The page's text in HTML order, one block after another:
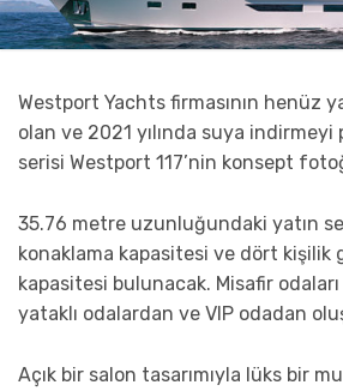
Westport Yachts firmasının henüz
olan ve 2021 yılında suya indirmeyi
serisi Westport 117’nin konsept
35.76 metre uzunluğundaki yatın
konaklama kapasitesi ve dört kişilik
kapasitesi bulunacak. Misafir
yataklı odalardan ve VIP odadan
Açık bir salon tasarımıyla lüks bir